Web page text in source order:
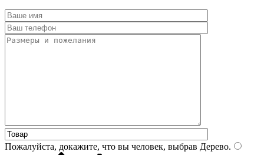
Пожалуйста, докажите, что вы человек, выбрав Дерево.